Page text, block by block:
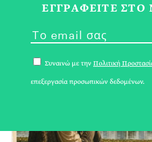
ΕΓΓPΑΦΕΙΤΕ ΣΤΟ
Συναινώ με την Πολιτική
επεξεργασία προσωπικών δεδομένων.